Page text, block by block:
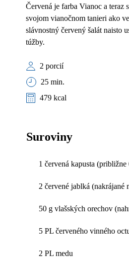
Červená je farba Vianoc a teraz
svojom vianočnom tanieri ako
slávnostný červený šalát naisto
túžby.
2 porcií
25 min.
479 kcal
Suroviny
1 červená kapusta (približne
2 červené jablká (nakrájané
50 g vlašských orechov
5 PL červeného vinného
2 PL medu